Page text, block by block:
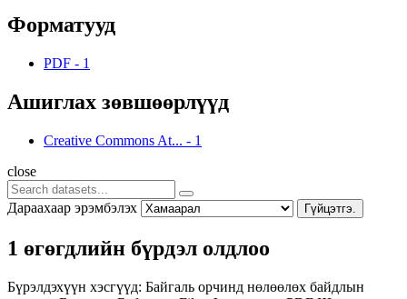
Форматууд
PDF - 1
Ашиглах зөвшөөрлүүд
Creative Commons At... - 1
close
Дараахаар эрэмбэлэх Гүйцэтгэ.
1 өгөгдлийн бүрдэл олдлоо
Бүрэлдэхүүн хэсгүүд: Байгаль орчинд нөлөөлөх байдлын